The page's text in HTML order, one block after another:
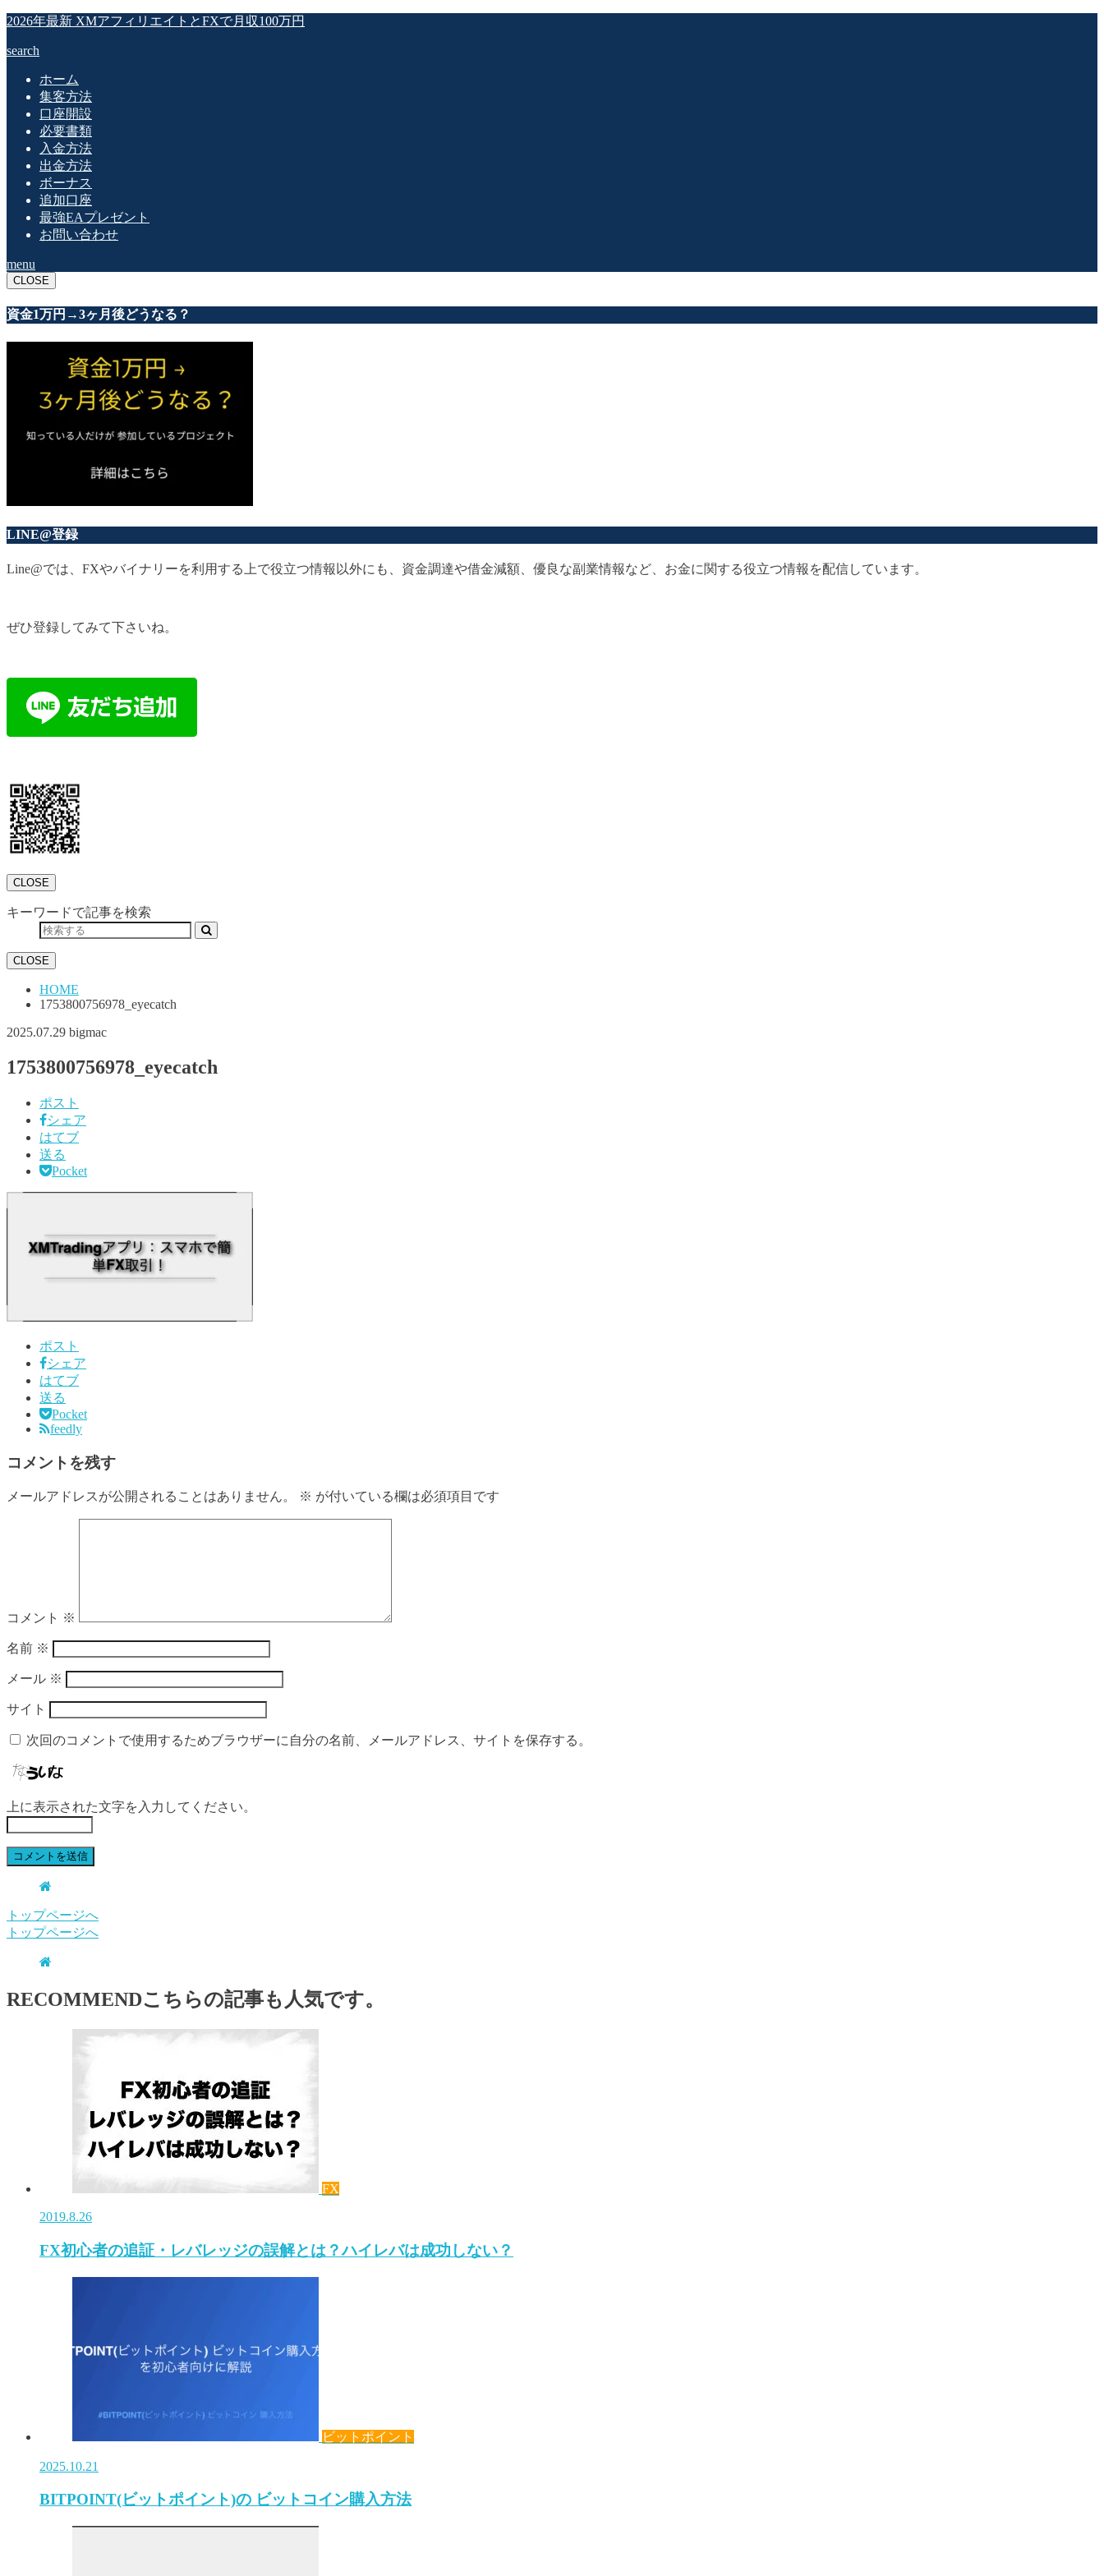
2026年最新 XMアフィリエイトとFXで月収100万円
search
ホーム
集客方法
口座開設
必要書類
入金方法
出金方法
ボーナス
追加口座
最強EAプレゼント
お問い合わせ
menu
CLOSE
資金1万円→3ヶ月後どうなる？
LINE@登録
Line@では、FXやバイナリーを利用する上で役立つ情報以外にも、資金調達や借金減額、優良な副業情報など、お金に関する役立つ情報を配信しています。
ぜひ登録してみて下さいね。
CLOSE
キーワードで記事を検索
CLOSE
HOME
1753800756978_eyecatch
2025.07.29 bigmac
1753800756978_eyecatch
ポスト
シェア
はてブ
送る
Pocket
ポスト
シェア
はてブ
送る
Pocket
feedly
コメントを残す
メールアドレスが公開されることはありません。 ※ が付いている欄は必須項目です
コメント ※
名前 ※
メール ※
サイト
次回のコメントで使用するためブラウザーに自分の名前、メールアドレス、サイトを保存する。
上に表示された文字を入力してください。
トップページへ
トップページへ
RECOMMENDこちらの記事も人気です。
FX
2019.8.26
FX初心者の追証・レバレッジの誤解とは？ハイレバは成功しない？
ビットポイント
2025.10.21
BITPOINT(ビットポイント)の ビットコイン購入方法